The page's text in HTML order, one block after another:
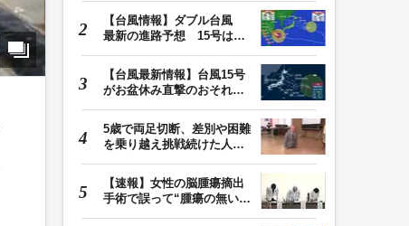
【台風情報】ダブル台風
最新の進路予想 15号は北
【台風最新情報】台風15号
がお盆休み直撃のおそれ
5歳で両足切断、差別や困難
を乗り越え挑戦続けた人
【速報】女性の脳腫瘍摘出
手術で誤って“腫瘍の無い部